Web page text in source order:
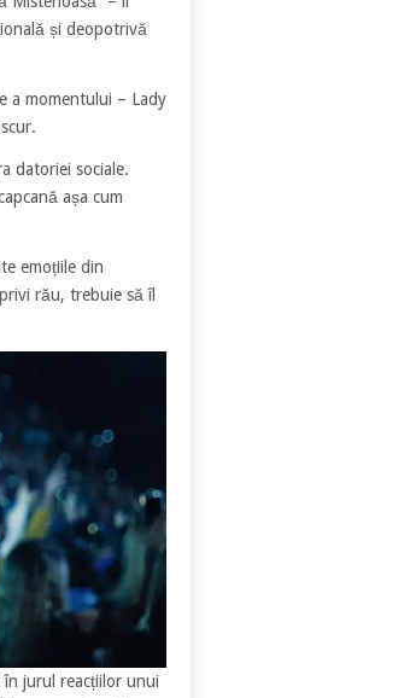
și deopotrivă
a momentului – Lady
datoriei sociale.
așa cum
emoțiile din
rău, trebuie să îl
jurul reacțiilor unui